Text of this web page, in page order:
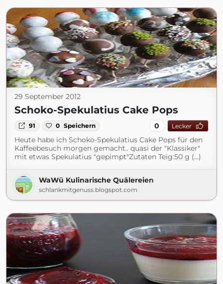
29 September 2012
Schoko-Spekulatius Cake Pops
91 0 Speichern 0 Lecker
Heute habe ich Schoko-Spekulatius Cake Pops für den
Kaffeebesuch morgen gemacht.. quasi der "Klassiker"
mit etwas Spekulatius "gepimpt"Zutaten Teig:50 g (...)
WaWü Kulinarische Quälereien
schlankmitgenuss.blogspot.com